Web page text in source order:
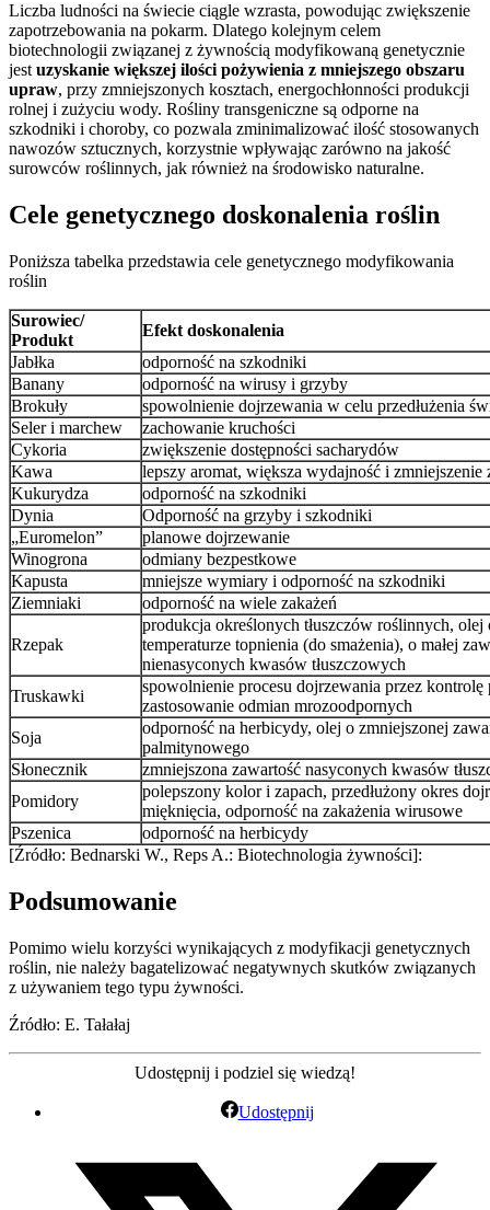
Liczba ludności na świecie ciągle wzrasta, powodując zwiększenie
zapotrzebowania na pokarm. Dlatego kolejnym celem
biotechnologii związanej z żywnością modyfikowaną genetycznie
jest uzyskanie większej ilości pożywienia z mniejszego obszaru
upraw, przy zmniejszonych kosztach, energochłonności produkcji
rolnej i zużyciu wody. Rośliny transgeniczne są odporne na
szkodniki i choroby, co pozwala zminimalizować ilość stosowanych
nawozów sztucznych, korzystnie wpływając zarówno na jakość
surowców roślinnych, jak również na środowisko naturalne.
Cele genetycznego doskonalenia roślin
Poniższa tabelka przedstawia cele genetycznego modyfikowania
roślin
Surowiec/
Produkt
Efekt doskonalenia
Jabłka
odporność na szkodniki
Banany
odporność na wirusy i grzyby
Brokuły
spowolnienie dojrzewania w celu przedłużenia
Seler i marchew
zachowanie kruchości
Cykoria
zwiększenie dostępności sacharydów
Kawa
lepszy aromat, większa wydajność i
Kukurydza
odporność na szkodniki
Dynia
Odporność na grzyby i szkodniki
„Euromelon”
planowe dojrzewanie
Winogrona
odmiany bezpestkowe
Kapusta
mniejsze wymiary i odporność na szkodniki
Ziemniaki
odporność na wiele zakażeń
Rzepak
produkcja określonych tłuszczów roślinnych, olej
temperaturze topnienia (do smażenia), o małej
nienasyconych kwasów tłuszczowych
Truskawki
spowolnienie procesu dojrzewania przez
zastosowanie odmian mrozoodpornych
Soja
odporność na herbicydy, olej o zmniejszonej
palmitynowego
Słonecznik
zmniejszona zawartość nasyconych kwasów
Pomidory
polepszony kolor i zapach, przedłużony okres
mięknięcia, odporność na zakażenia wirusowe
Pszenica
odporność na herbicydy
[Źródło: Bednarski W., Reps A.: Biotechnologia żywności]:
Podsumowanie
Pomimo wielu korzyści wynikających z modyfikacji genetycznych
roślin, nie należy bagatelizować negatywnych skutków związanych
z używaniem tego typu żywności.
Źródło: E. Tałałaj
Udostępnij i podziel się wiedzą!
Udostępnij